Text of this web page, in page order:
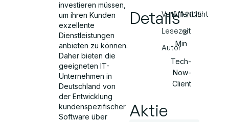
investieren müssen,
um ihren Kunden
exzellente
Dienstleistungen
anbieten zu können.
Daher bieten die
geeigneten IT-
Unternehmen in
Deutschland von
der Entwicklung
kundenspezifischer
Software über
DetailsVeröffentlicht
Lesezeit
Autor
15.11.2025
3
Min
Tech-
Now-
Client
Aktie